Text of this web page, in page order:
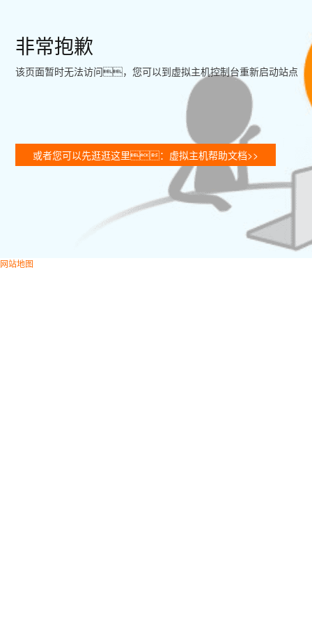
非常抱歉
该页面暂时无法访问，您可以到虚拟主机控制台重新启动站点
或者您可以先逛逛这里：虚拟主机帮助文档>>
网站地图